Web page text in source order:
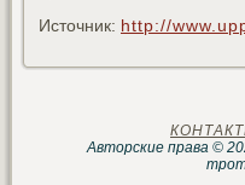
Источник: http://
Авторские права ©